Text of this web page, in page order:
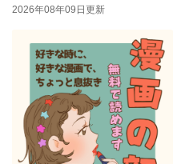
2026年08年09日更新